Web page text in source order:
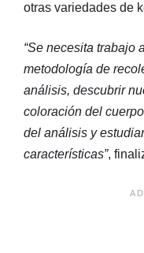
otras variedades de
“Se necesita trabajo
metodología de
análisis, descubrir
coloración del
del análisis y
características”,